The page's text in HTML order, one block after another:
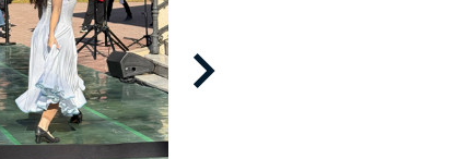
keyboard_arrow_right